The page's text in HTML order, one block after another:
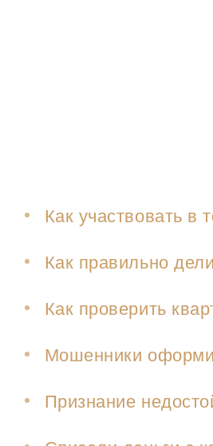
Как участвовать в
Как правильно
Как проверить
Мошенники
Признание